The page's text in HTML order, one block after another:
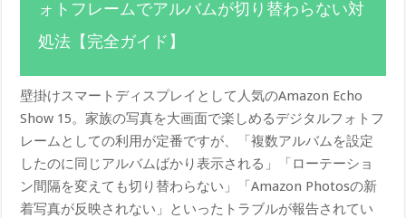
ォトフレームでアルバムが切り替わらない対
処法【完全ガイド】
壁掛けスマートディスプレイとして人気のAmazon Echo
Show 15。家族の写真を大画面で楽しめるデジタルフォトフ
レームとしての利用が定番ですが、「複数アルバムを設定
したのに同じアルバムばかり表示される」「ローテーショ
ン間隔を変えても切り替わらない」「Amazon Photosの新
着写真が反映されない」といったトラブルが報告されてい